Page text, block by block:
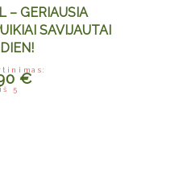
– GERIAUSIA
SAVIJAUTAI
iš 5
€